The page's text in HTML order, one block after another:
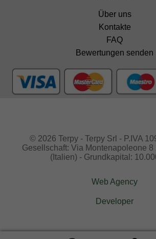
Über uns
Kontakte
FAQ
Bewertungen senden
© 2026 Terpy - Terpy Srl - P.IVA
Gesellschaft: Via Montenapoleone 8
(Italien) - Grundkapital:
Web Agency
Developer